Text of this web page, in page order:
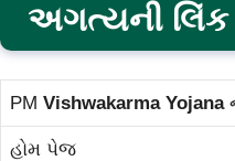
અગત્યની લિંક
PM Vishwakarma Yojana
હોમ પેજ